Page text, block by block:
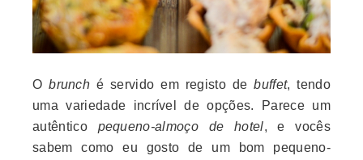
Obrunch é servido em registo debuffet, tendo
uma variedade incrível de opções. Parece um
autêntico pequeno-almoço de hotel, e vocês
sabem como eu gosto de um bom pequeno-